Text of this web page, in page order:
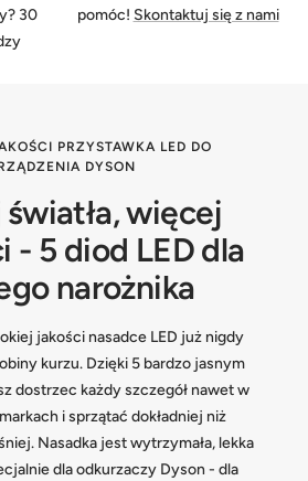
30
pomóc! Skontaktuj się z nami
PRZYSTAWKA LED DO
DYSON
więcej
- 5 diod LED dla
narożnika
jakości nasadce LED już nigdy
kurzu. Dzięki 5 bardzo jasnym
dostrzec każdy szczegół nawet w
i sprzątać dokładniej niż
Nasadka jest wytrzymała, lekka
dla odkurzaczy Dyson - dla